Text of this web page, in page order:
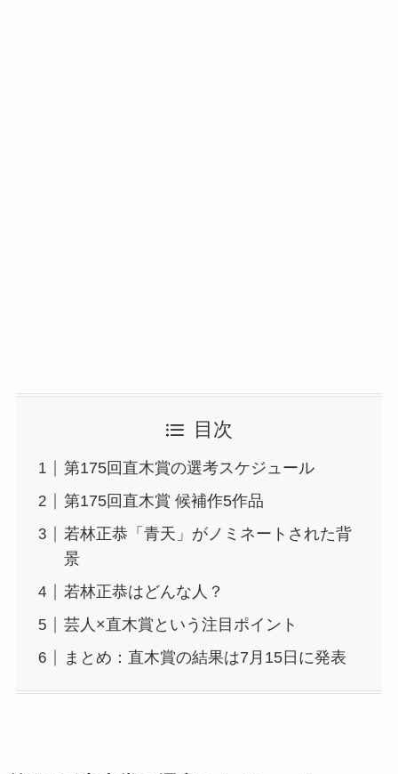
目次
第175回直木賞の選考スケジュール
第175回直木賞 候補作5作品
若林正恭「青天」がノミネートされた背
景
若林正恭はどんな人？
芸人×直木賞という注目ポイント
まとめ：直木賞の結果は7月15日に発表